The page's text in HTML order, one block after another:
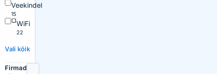
Veekindel
15
WiFi
22
Vali kõik
Firmad